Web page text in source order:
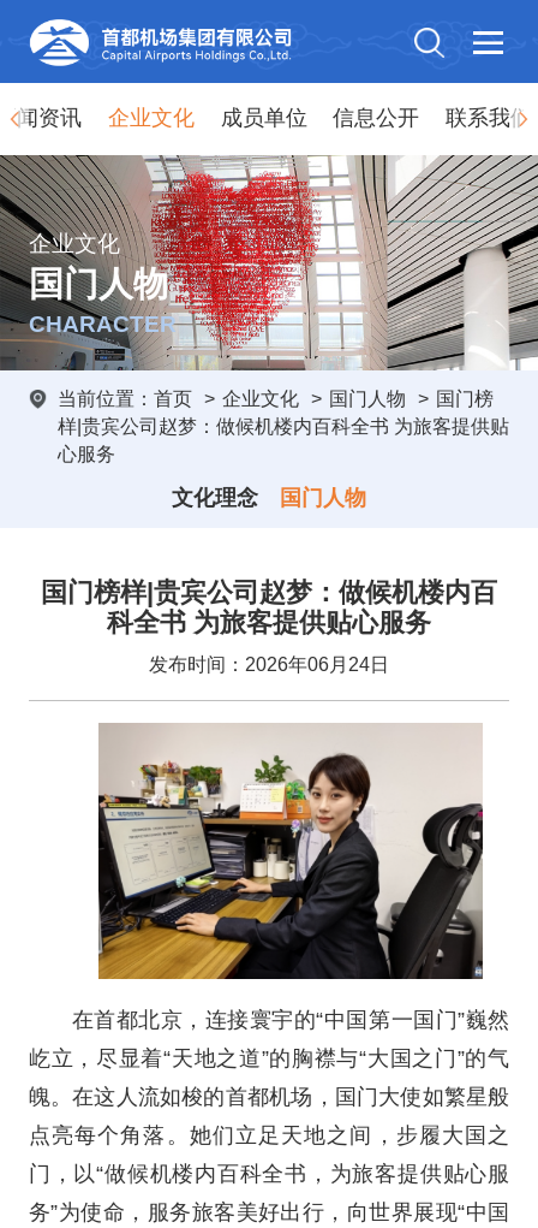
闻资讯 企业文化 成员单位 信息公开 联系我们
企业文化
国门人物
CHARACTER
当前位置： 首页 > 企业文化 > 国门人物 > 国门榜
样|贵宾公司赵梦：做候机楼内百科全书 为旅客提供贴
心服务
文化理念 国门人物
国门榜样|贵宾公司赵梦：做候机楼内百
科全书 为旅客提供贴心服务
发布时间：2026年06月24日
在首都北京，连接寰宇的“中国第一国门”巍然
屹立，尽显着“天地之道”的胸襟与“大国之门”的气
魄。在这人流如梭的首都机场，国门大使如繁星般
点亮每个角落。她们立足天地之间，步履大国之
门，以“做候机楼内百科全书，为旅客提供贴心服
务”为使命，服务旅客美好出行，向世界展现“中国